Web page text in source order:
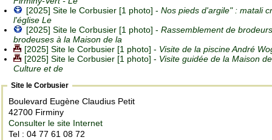
[2025] Site le Corbusier [1 photo] - Nos pieds d'argile" : matali
l'église Le
[2025] Site le Corbusier [1 photo] - Rassemblement de
brodeuses à la Maison de la
[2025] Site le Corbusier [1 photo] - Visite de la piscine André
[2025] Site le Corbusier [1 photo] - Visite guidée de la Maison
Culture et de
Site le Corbusier
Boulevard Eugène Claudius Petit
42700 Firminy
Consulter le site Internet
Tel : 04 77 61 08 72